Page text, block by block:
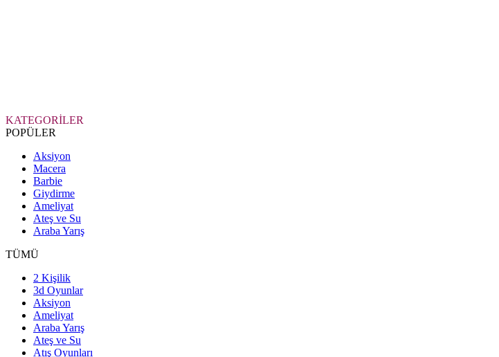
KATEGORİLER
POPÜLER
Aksiyon
Macera
Barbie
Giydirme
Ameliyat
Ateş ve Su
Araba Yarış
TÜMÜ
2 Kişilik
3d Oyunlar
Aksiyon
Ameliyat
Araba Yarış
Ateş ve Su
Atış Oyunları